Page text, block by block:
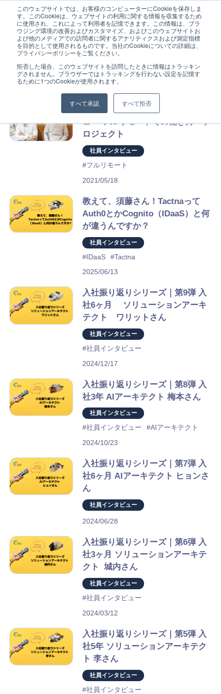
このウェブサイトでは、お客様のコンピューターにCookieを保存しま
す。このCookieは、ウェブサイトの利用に関する情報を収集するため
に使用され、これによって利用者を記憶できます。この情報は、ブラ
ウジング環境の改善およびカスタマイズ、およびこのウェブサイトお
よび他のメディアでの訪問者に関するアナリティクスおよび測定指標
を目的として使用されるものです。当社のCookieについての詳細は、
プライバシーポリシーをご覧ください。
拒否した場合、このウェブサイトを訪問したときに情報はトラッキン
グされません。ブラウザーではトラッキングを行わない設定を記憶す
るために1つのCookieが使用されます。
すべて承認 すべて拒否
Home
Why Gig Economy?
FAQ
Product
Case
About Us
About TC3
Company Information
Recruit
"社員インタビュー" の検索結果
第4回 ”Gig”abyte：社員インタビ
ュー フルリモートでの働き方・プ
ロジェクト
社員インタビュー
#フルリモート
2021/05/18
教えて、須藤さん！Tactnaって
Auth0とかCognito（IDaaS）と何
が違うんですか？
社員インタビュー
#IDaaS
#Tactna
2025/06/13
入社振り返りシリーズ｜第9弾 入
社6ヶ月 ソリューションアーキ
テクト ワリットさん
社員インタビュー
#社員インタビュー
2024/12/17
入社振り返りシリーズ｜第8弾 入
社3年 AIアーキテクト 梅本さん
社員インタビュー
#社員インタビュー
#AIアーキテクト
2024/10/23
入社振り返りシリーズ｜第7弾 入
社6ヶ月 AIアーキテクト ヒョンさ
ん
社員インタビュー
2024/06/28
入社振り返りシリーズ｜第6弾 入
社3ヶ月 ソリューションアーキテ
クト 城内さん
社員インタビュー
#社員インタビュー
2024/03/12
入社振り返りシリーズ｜第5弾 入
社5年 ソリューションアーキテク
ト 李さん
社員インタビュー
#社員インタビュー